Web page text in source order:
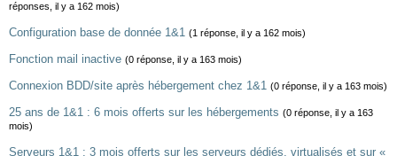
réponses, il y a 162 mois)
Configuration base de donnée 1&1 (1 réponse, il y a 162 mois)
Fonction mail inactive (0 réponse, il y a 163 mois)
Connexion BDD/site après hébergement chez 1&1 (0 réponse, il y a 163 mois)
25 ans de 1&1 : 6 mois offerts sur les hébergements (0 réponse, il y a 163
mois)
Serveurs 1&1 : 3 mois offerts sur les serveurs dédiés, virtualisés et sur «